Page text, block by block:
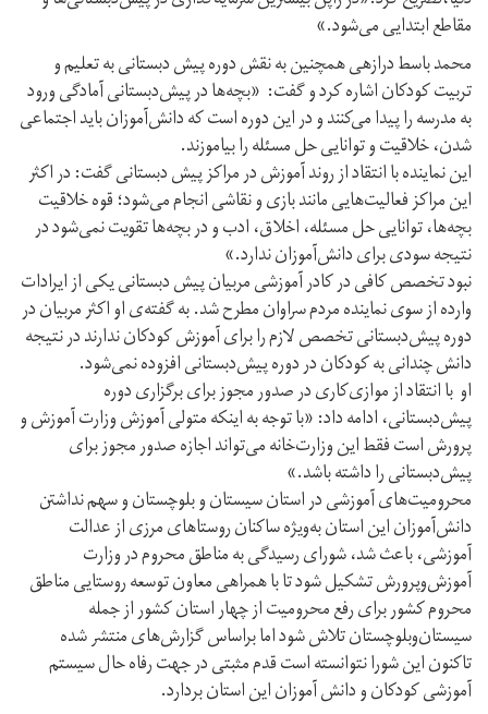
مقاطع ابتدایی می‌شود.»
محمد باسط درازهی همچنین به نقش دوره پیش دبستانی به تعلیم و
تربیت کودکان اشاره کرد و گفت: «بچه‌ها در پیش‌دبستانی آمادگی ورود
به مدرسه را پیدا می‌کنند و در این دوره است که دانش‌آموزان باید اجتماعی
شدن، خلاقیت و توانایی حل مسئله را بیاموزند.
این نماینده با انتقاد از روند آموزش در مراکز پیش دبستانی گفت: در اکثر
این مراکز فعالیت‌هایی مانند بازی و نقاشی انجام می‌شود؛ قوه خلاقیت
بچه‌ها، توانایی حل مسئله، اخلاق، ادب و در بچه‌ها تقویت نمی‌شود در
نتیجه سودی برای دانش‌آموزان ندارد.»
نبود تخصص کافی در کادر آموزشی مربیان پیش دبستانی یکی از ایرادات
وارده از سوی نماینده مردم سراوان مطرح شد. به گفته‌ی او اکثر مربیان در
دوره پیش‌دبستانی تخصص لازم را برای آموزش کودکان ندارند در نتیجه
دانش چندانی به کودکان در دوره پیش‌دبستانی افزوده نمی‌شود.
او با انتقاد از موازی‌کاری در صدور مجوز برای برگزاری دوره
پیش‌دبستانی، ادامه داد: «با توجه به اینکه متولی آموزش وزارت آموزش و
پرورش است فقط این وزارت‌خانه می‌تواند اجازه صدور مجوز برای
پیش‌دبستانی را داشته باشد.»
محرومیت‌های آموزشی در استان سیستان و بلوچستان و سهم نداشتن
دانش‌آموزان این استان به‌ویژه ساکنان روستاهای مرزی از عدالت
آموزشی، باعث شد، شورای رسیدگی به مناطق محروم در وزارت
آموزش‌وپرورش تشکیل شود تا با همراهی معاون توسعه روستایی مناطق
محروم کشور برای رفع محرومیت از چهار استان کشور از جمله
سیستان‌وبلوچستان تلاش شود اما براساس گزارش‌های منتشر شده
تاکنون این شورا نتوانسته است قدم مثبتی در جهت رفاه حال سیستم
آموزشی کودکان و دانش آموزان این استان بردارد.